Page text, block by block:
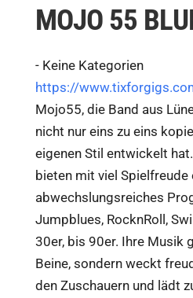
MOJO 55
- Keine Kategorien
https://
Mojo55, die Band aus
nicht nur eins zu eins
eigenen Stil entwickelt
bieten mit viel Spielfreude
abwechslungsreiches
Jumpblues, RocknRoll,
30er, bis 90er. Ihre Musik
Beine, sondern weckt
den Zuschauern und lädt